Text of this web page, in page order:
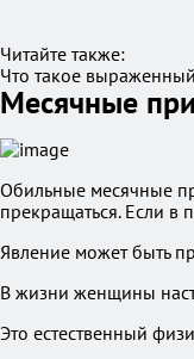
Читайте также:
Что такое
Месячные
Обильные месячные
прекращаться. Если в
Явление может быть
В жизни женщины
Это естественный